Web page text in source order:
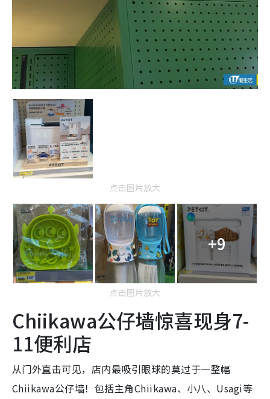
点击图片放大
+9
点击图片放大
Chiikawa公仔墙惊喜现身7-
11便利店
从门外直击可见，店内最吸引眼球的莫过于一整幅
Chiikawa公仔墙！包括主角Chiikawa、小八、Usagi等